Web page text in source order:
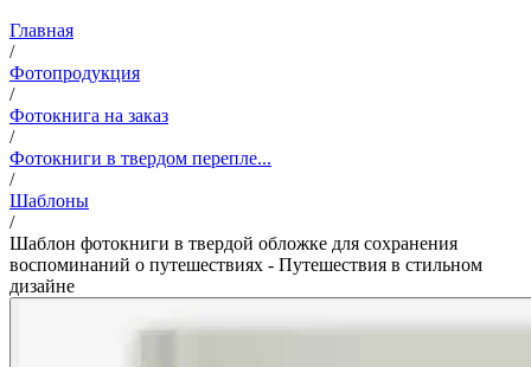
Главная
/
Фотопродукция
/
Фотокнига на заказ
/
Фотокниги в твердом перепле...
/
Шаблоны
/
Шаблон фотокниги в твердой обложке для сохранения
воспоминаний о путешествиях - Путешествия в стильном
дизайне